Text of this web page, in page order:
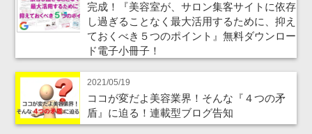
完成！『美容室が、サロン集客サイトに依存
し過ぎることなく最大活用するために、抑え
ておくべき５つのポイント』無料ダウンロー
ド電子小冊子！
2021/05/19
ココが変だよ美容業界！そんな『４つの矛
盾』に迫る！連載型ブログ告知